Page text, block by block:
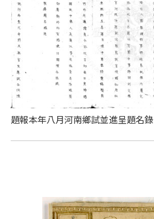
題報本年八月河南鄉試並進呈題名錄